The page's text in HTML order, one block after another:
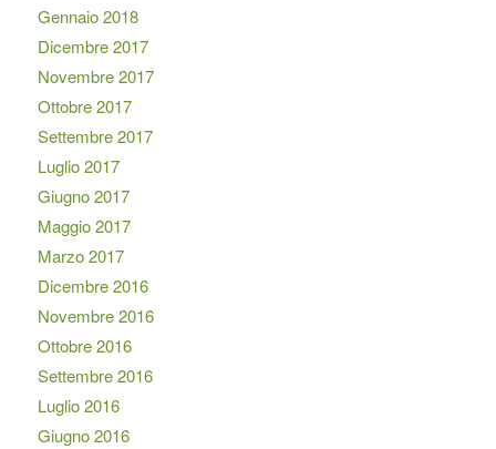
Gennaio 2018
Dicembre 2017
Novembre 2017
Ottobre 2017
Settembre 2017
Luglio 2017
Giugno 2017
Maggio 2017
Marzo 2017
Dicembre 2016
Novembre 2016
Ottobre 2016
Settembre 2016
Luglio 2016
Giugno 2016